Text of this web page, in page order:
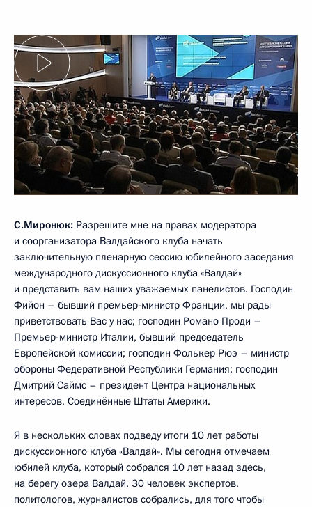
С.Миронюк: Разрешите мне на правах модератора
и соорганизатора Валдайского клуба начать
заключительную пленарную сессию юбилейного заседания
международного дискуссионного клуба «Валдай»
и представить вам наших уважаемых панелистов. Господин
Фийон – бывший премьер-министр Франции, мы рады
приветствовать Вас у нас; господин Романо Проди –
Премьер-министр Италии, бывший председатель
Европейской комиссии; господин Фолькер Рюэ – министр
обороны Федеративной Республики Германия; господин
Дмитрий Саймс – президент Центра национальных
интересов, Соединённые Штаты Америки.
Я в нескольких словах подведу итоги 10 лет работы
дискуссионного клуба «Валдай». Мы сегодня отмечаем
юбилей клуба, который собрался 10 лет назад здесь,
на берегу озера Валдай. 30 человек экспертов,
политологов, журналистов собрались, для того чтобы